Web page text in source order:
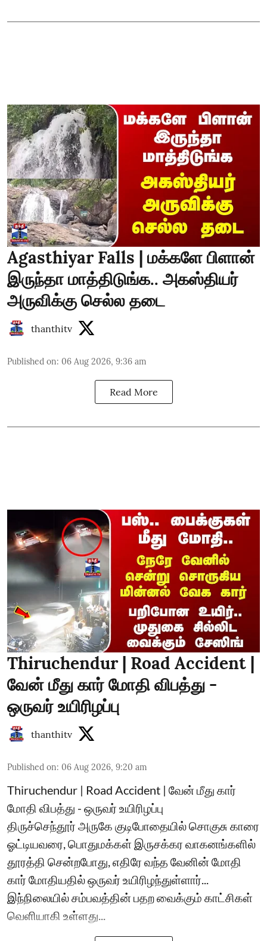
Agasthiyar Falls | மக்களே பிளான்
இருந்தா மாத்திடுங்க.. அகஸ்தியர்
அருவிக்கு செல்ல தடை
thanthitv
Published on: 06 Aug 2026, 9:36 am
Read More
Thiruchendur | Road Accident |
வேன் மீது கார் மோதி விபத்து -
ஒருவர் உயிரிழப்பு
thanthitv
Published on: 06 Aug 2026, 9:20 am
Thiruchendur | Road Accident | வேன் மீது கார்
மோதி விபத்து - ஒருவர் உயிரிழப்பு
திருச்செந்தூர் அருகே குடிபோதையில் சொகுசு காரை
ஓட்டியவரை, பொதுமக்கள் இருசக்கர வாகனங்களில்
தூரத்தி சென்றபோது, எதிரே வந்த வேனின் மோதி
கார் மோதியதில் ஒருவர் உயிரிழந்துள்ளார்...
இந்நிலையில் சம்பவத்தின் பதற வைக்கும் காட்சிகள்
வெளியாகி உள்ளது...